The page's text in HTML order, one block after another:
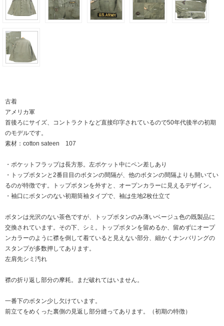
古着
アメリカ軍
首後ろにサイズ、コントラクトなど直接印字されているので50年代後半の初期
のモデルです。
素材：cotton sateen 107
・ポケットフラップは長方形。左ポケット中にペン差しあり
・トップボタンと2番目目のボタンの間隔が、他のボタンの間隔よりも開いてい
るのが特徴です。トップボタンを外すと、オープンカラーに見えるデザイン。
・袖口にボタンのない初期筒袖タイプで、袖は生地2枚仕立て
ボタンは光沢のない茶色ですが、トップボタンのみ薄いベージュ色の既製品に
交換されています。その下、シミ。トップボタンを留めるか、留めずにオープ
ンカラーのように襟を倒して着ていると見えない部分、細かくナンバリングの
スタンプが多数押してあります。
左肩先シミ汚れ
襟の折り返し部分の摩耗。まだ破れてはいません。
一番下のボタン少し欠けています。
前立てをめくった裏側の見返し部分縫ってあります。（初期の特徴）